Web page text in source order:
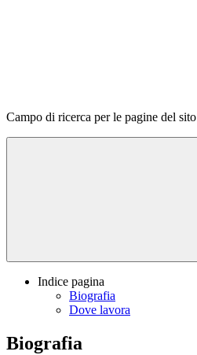
Campo di ricerca per le pagine del sito
Indice pagina
Biografia
Dove lavora
Biografia